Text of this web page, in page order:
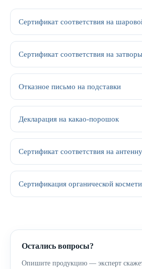
Сертификат соответствия на
Сертификат соответствия на затворы
Отказное письмо на подставки
Декларация на какао-порошок
Сертификат соответствия на антенну
Сертификация органической
Остались вопросы?
Опишите продукцию — эксперт